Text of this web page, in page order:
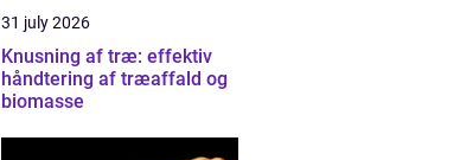
31 july 2026
Knusning af træ: effektiv
håndtering af træaffald og
biomasse